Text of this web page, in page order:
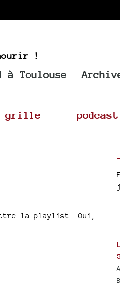
!
à Toulouse
grille podcast
la playlist. Oui,
3